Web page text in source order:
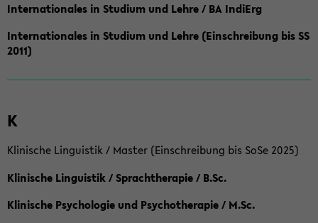
Internationales in Studium und Lehre / BA IndiErg
Internationales in Studium und Lehre (Einschreibung bis SS
2011)
K
Klinische Linguistik / Master (Einschreibung bis SoSe 2025)
Klinische Linguistik / Sprachtherapie / B.Sc.
Klinische Psychologie und Psychotherapie / M.Sc.